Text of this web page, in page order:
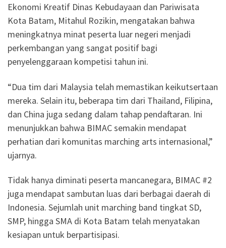
Ekonomi Kreatif Dinas Kebudayaan dan Pariwisata
Kota Batam, Mitahul Rozikin, mengatakan bahwa
meningkatnya minat peserta luar negeri menjadi
perkembangan yang sangat positif bagi
penyelenggaraan kompetisi tahun ini.
“Dua tim dari Malaysia telah memastikan keikutsertaan
mereka. Selain itu, beberapa tim dari Thailand, Filipina,
dan China juga sedang dalam tahap pendaftaran. Ini
menunjukkan bahwa BIMAC semakin mendapat
perhatian dari komunitas marching arts internasional,”
ujarnya.
Tidak hanya diminati peserta mancanegara, BIMAC #2
juga mendapat sambutan luas dari berbagai daerah di
Indonesia. Sejumlah unit marching band tingkat SD,
SMP, hingga SMA di Kota Batam telah menyatakan
kesiapan untuk berpartisipasi.